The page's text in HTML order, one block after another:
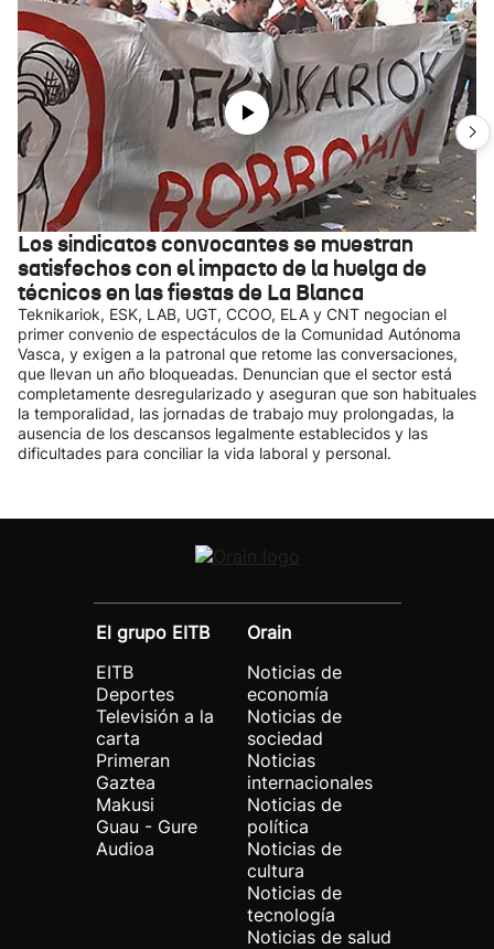
Los sindicatos convocantes se muestran
satisfechos con el impacto de la huelga de
técnicos en las fiestas de La Blanca
Teknikariok, ESK, LAB, UGT, CCOO, ELA y CNT negocian el
primer convenio de espectáculos de la Comunidad Autónoma
Vasca, y exigen a la patronal que retome las conversaciones,
que llevan un año bloqueadas. Denuncian que el sector está
completamente desregularizado y aseguran que son habituales
la temporalidad, las jornadas de trabajo muy prolongadas, la
ausencia de los descansos legalmente establecidos y las
dificultades para conciliar la vida laboral y personal.
El grupo EITB
EITB
Deportes
Televisión a la
carta
Primeran
Gaztea
Makusi
Guau - Gure
Audioa
Orain
Noticias de
economía
Noticias de
sociedad
Noticias
internacionales
Noticias de
política
Noticias de
cultura
Noticias de
tecnología
Noticias de salud